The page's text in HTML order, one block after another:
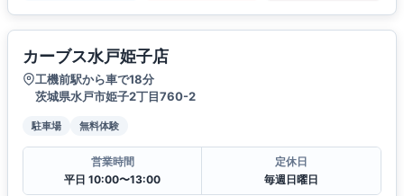
カーブス水戸姫子店
工機前駅から車で18分
茨城県水戸市姫子2丁目760-2
駐車場 無料体験
営業時間
平日 10:00〜13:00
定休日
毎週日曜日